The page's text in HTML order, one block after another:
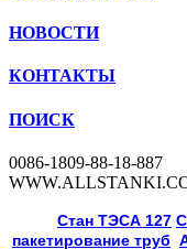
НОВОСТИ
КОНТАКТЫ
ПОИСК
0086-1809-88-18-887
Cтан ТЭСА 127
пакетирование труб